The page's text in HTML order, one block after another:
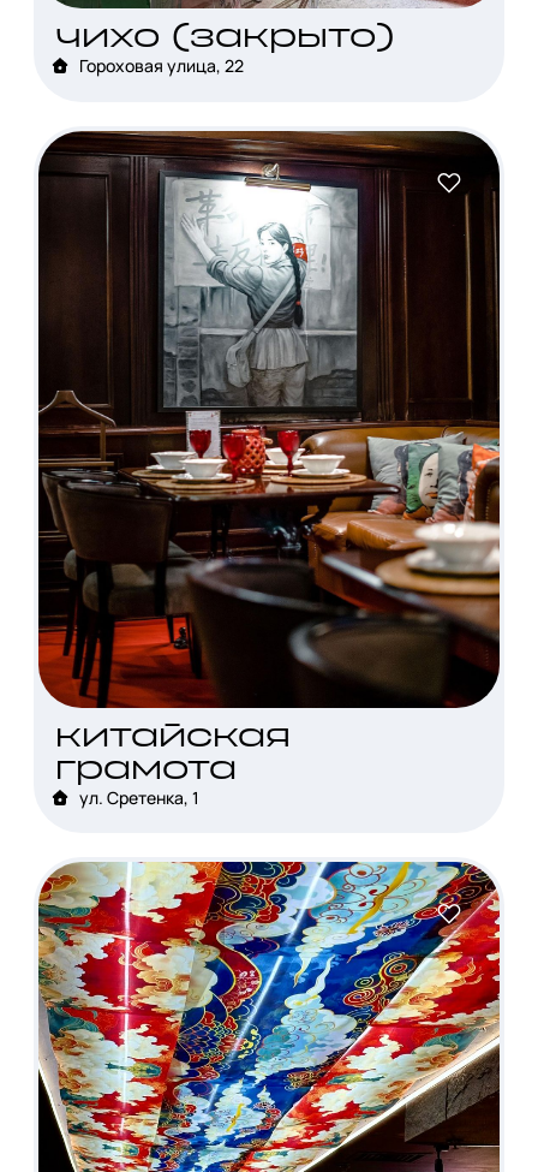
чихо (закрыто)
Гороховая улица, 22
китайская
грамота
ул. Сретенка, 1